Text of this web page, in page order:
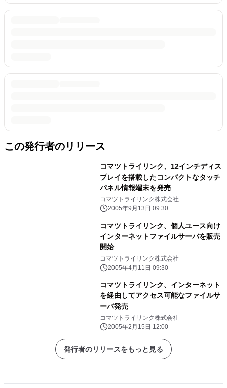
この発行者のリリース
コマツトライリンク、12インチディス
プレイを搭載したコンパクトなタッチ
パネル情報端末を発売
コマツトライリンク株式会社
2005年9月13日 09:30
コマツトライリンク、個人ユース向け
インターネットファイルサーバを販売
開始
コマツトライリンク株式会社
2005年4月11日 09:30
コマツトライリンク、インターネット
を経由してアクセス可能なファイルサ
ーバ発売
コマツトライリンク株式会社
2005年2月15日 12:00
発行者のリリースをもっと見る